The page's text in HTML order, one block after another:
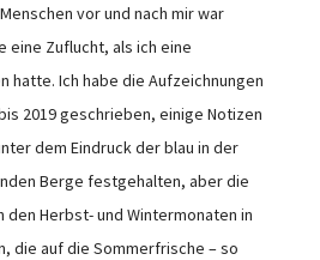
vor und nach mir war
eine Zuflucht, als ich eine
hatte. Ich habe die Aufzeichnungen
2019 geschrieben, einige Notizen
dem Eindruck der blau in der
Berge festgehalten, aber die
den Herbst- und Wintermonaten in
die auf die Sommerfrische – so